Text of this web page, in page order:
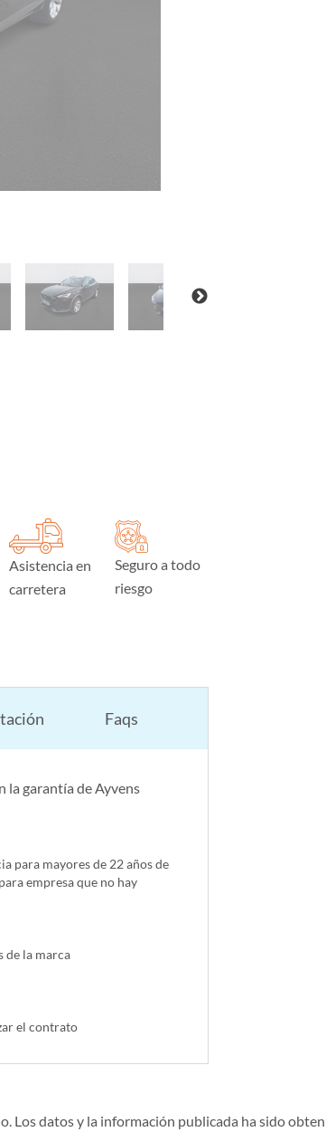
Asistencia en
carretera
Seguro a todo
riesgo
Faqs
la garantía de Ayvens
para mayores de 22 años de
empresa que no hay
de la marca
el contrato
Los datos y la información publicada ha sido